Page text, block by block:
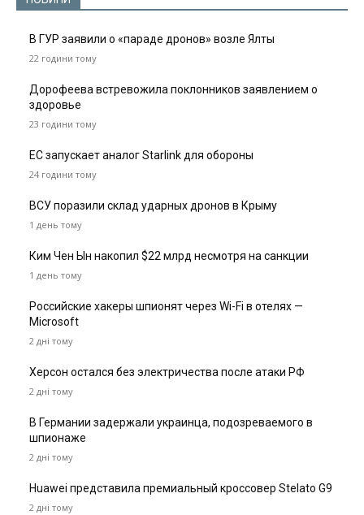
В ГУР заявили о «параде дронов» возле Ялты
22 години тому
Дорофеева встревожила поклонников заявлением о
здоровье
23 години тому
ЕС запускает аналог Starlink для обороны
24 години тому
ВСУ поразили склад ударных дронов в Крыму
1 день тому
Ким Чен Ын накопил $22 млрд несмотря на санкции
1 день тому
Российские хакеры шпионят через Wi-Fi в отелях —
Microsoft
2 дні тому
Херсон остался без электричества после атаки РФ
2 дні тому
В Германии задержали украинца, подозреваемого в
шпионаже
2 дні тому
Huawei представила премиальный кроссовер Stelato G9
2 дні тому